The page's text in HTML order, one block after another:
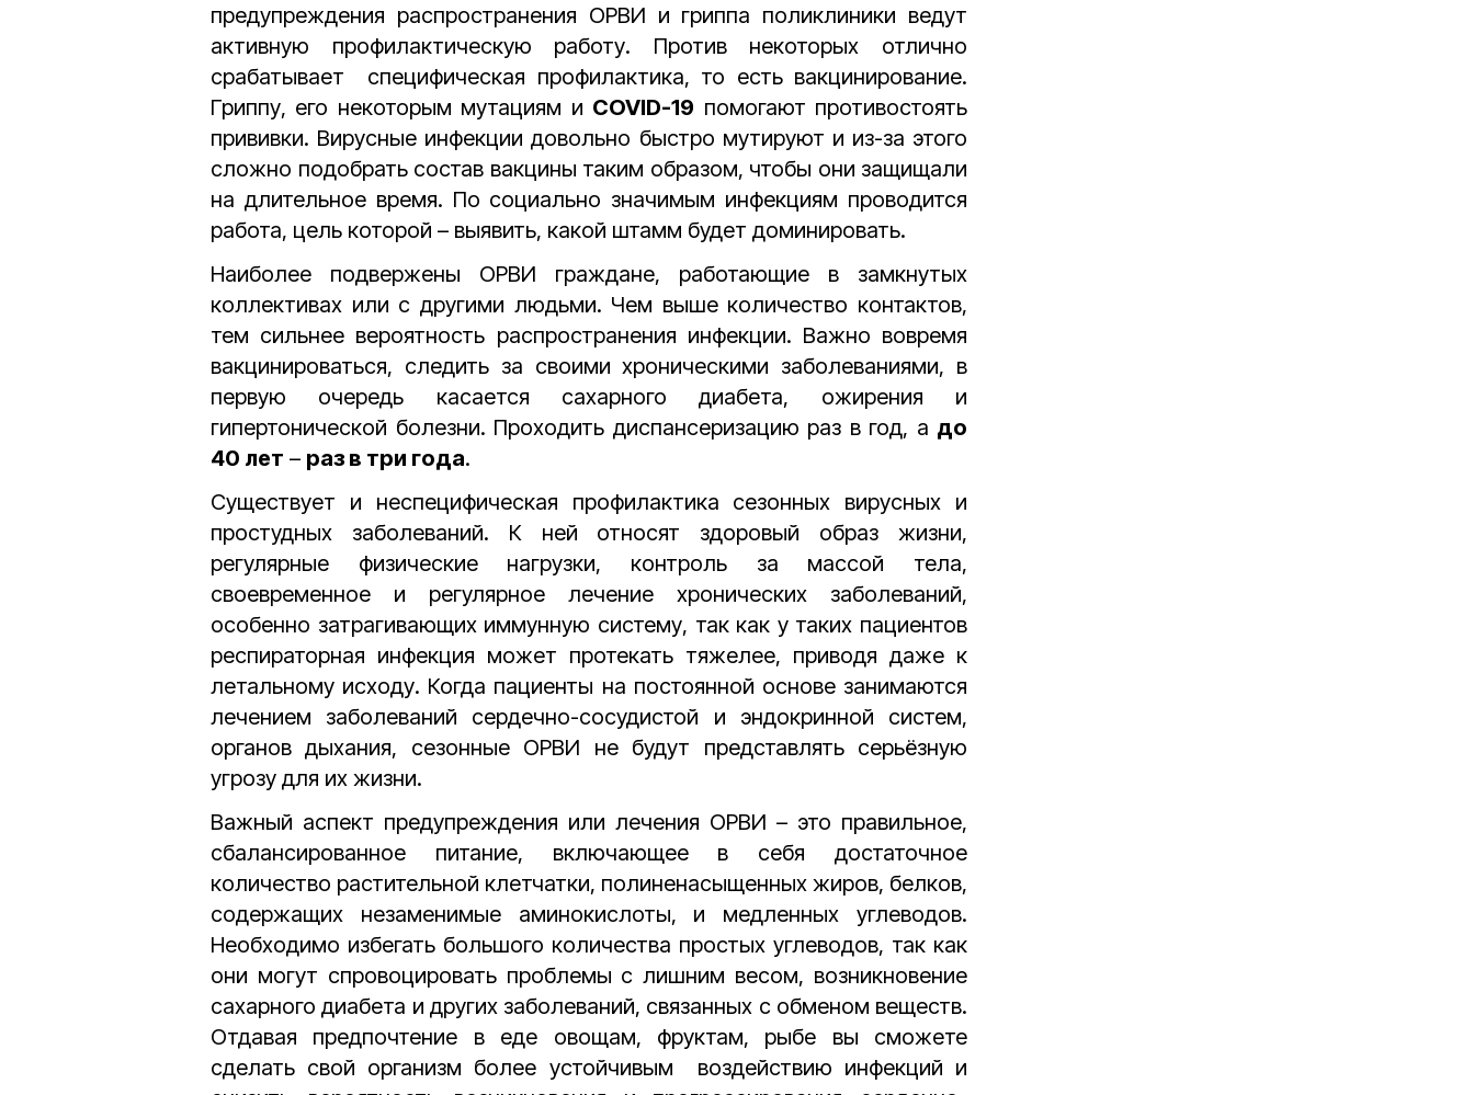
предупреждения распространения ОРВИ и гриппа поликлиники ведут
активную профилактическую работу. Против некоторых отлично
срабатывает специфическая профилактика, то есть вакцинирование.
Гриппу, его некоторым мутациям и COVID-19 помогают противостоять
прививки. Вирусные инфекции довольно быстро мутируют и из-за этого
сложно подобрать состав вакцины таким образом, чтобы они защищали
на длительное время. По социально значимым инфекциям проводится
работа, цель которой – выявить, какой штамм будет доминировать.
Наиболее подвержены ОРВИ граждане, работающие в замкнутых
коллективах или с другими людьми. Чем выше количество контактов,
тем сильнее вероятность распространения инфекции. Важно вовремя
вакцинироваться, следить за своими хроническими заболеваниями, в
первую очередь касается сахарного диабета, ожирения и
гипертонической болезни. Проходить диспансеризацию раз в год, а до
40 лет – раз в три года.
Существует и неспецифическая профилактика сезонных вирусных и
простудных заболеваний. К ней относят здоровый образ жизни,
регулярные физические нагрузки, контроль за массой тела,
своевременное и регулярное лечение хронических заболеваний,
особенно затрагивающих иммунную систему, так как у таких пациентов
респираторная инфекция может протекать тяжелее, приводя даже к
летальному исходу. Когда пациенты на постоянной основе занимаются
лечением заболеваний сердечно-сосудистой и эндокринной систем,
органов дыхания, сезонные ОРВИ не будут представлять серьёзную
угрозу для их жизни.
Важный аспект предупреждения или лечения ОРВИ – это правильное,
сбалансированное питание, включающее в себя достаточное
количество растительной клетчатки, полиненасыщенных жиров, белков,
содержащих незаменимые аминокислоты, и медленных углеводов.
Необходимо избегать большого количества простых углеводов, так как
они могут спровоцировать проблемы с лишним весом, возникновение
сахарного диабета и других заболеваний, связанных с обменом веществ.
Отдавая предпочтение в еде овощам, фруктам, рыбе вы сможете
сделать свой организм более устойчивым воздействию инфекций и